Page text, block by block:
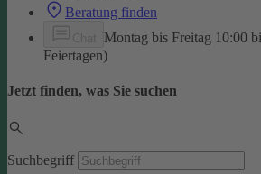
Beratung finden
Montag bis Freitag 10:00
Feiertagen)
Jetzt finden, was Sie suchen
Suchbegriff